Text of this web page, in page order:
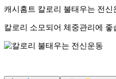
캐시홈트 칼로리 불태우는 전신
칼로리 소모되어 체중관리에 좋